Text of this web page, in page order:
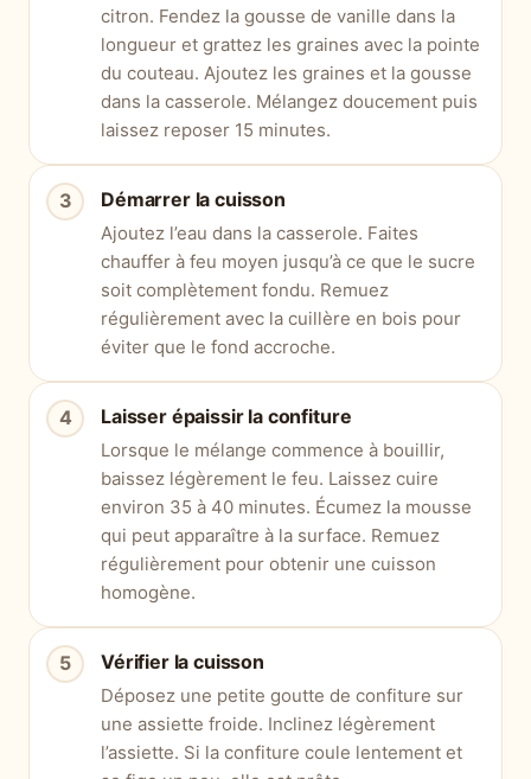
citron. Fendez la gousse de vanille dans la
longueur et grattez les graines avec la pointe
du couteau. Ajoutez les graines et la gousse
dans la casserole. Mélangez doucement puis
laissez reposer 15 minutes.
Démarrer la cuisson
Ajoutez l’eau dans la casserole. Faites
chauffer à feu moyen jusqu’à ce que le sucre
soit complètement fondu. Remuez
régulièrement avec la cuillère en bois pour
éviter que le fond accroche.
Laisser épaissir la confiture
Lorsque le mélange commence à bouillir,
baissez légèrement le feu. Laissez cuire
environ 35 à 40 minutes. Écumez la mousse
qui peut apparaître à la surface. Remuez
régulièrement pour obtenir une cuisson
homogène.
Vérifier la cuisson
Déposez une petite goutte de confiture sur
une assiette froide. Inclinez légèrement
l’assiette. Si la confiture coule lentement et